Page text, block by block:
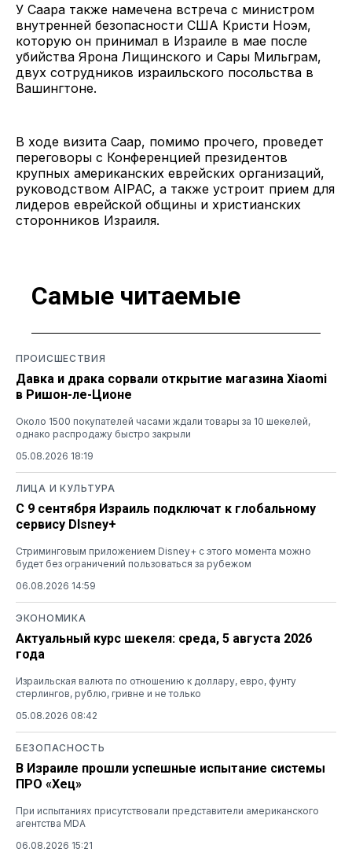
У Саара также намечена встреча с министром
внутренней безопасности США Кристи Ноэм,
которую он принимал в Израиле в мае после
убийства Ярона Лищинского и Сары Мильграм,
двух сотрудников израильского посольства в
Вашингтоне.
В ходе визита Саар, помимо прочего, проведет
переговоры с Конференцией президентов
крупных американских еврейских организаций,
руководством AIPAC, а также устроит прием для
лидеров еврейской общины и христианских
сторонников Израиля.
Самые читаемые
ПРОИСШЕСТВИЯ
Давка и драка сорвали открытие магазина Xiaomi
в Ришон-ле-Ционе
Около 1500 покупателей часами ждали товары за 10 шекелей,
однако распродажу быстро закрыли
05.08.2026 18:19
ЛИЦА И КУЛЬТУРА
С 9 сентября Израиль подключат к глобальному
сервису DIsney+
Стриминговым приложением Disney+ с этого момента можно
будет без ограничений пользоваться за рубежом
06.08.2026 14:59
ЭКОНОМИКА
Актуальный курс шекеля: среда, 5 августа 2026
года
Израильская валюта по отношению к доллару, евро, фунту
стерлингов, рублю, гривне и не только
05.08.2026 08:42
БЕЗОПАСНОСТЬ
В Израиле прошли успешные испытание системы
ПРО «Хец»
При испытаниях присутствовали представители американского
агентства MDA
06.08.2026 15:21